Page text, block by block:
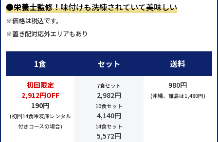
●栄養士監修！味付けも洗練されていて美味しい
※価格は税込です。
※置き配対応外エリアもあり
1食
初回限定
2,912円OFF
190円
(初回14食冷凍庫レンタル
付きコースの場合)
セット
7食セット
2,982円
10食セット
4,140円
14食セット
5,572円
送料
980円
(沖縄、離島は1,480円)